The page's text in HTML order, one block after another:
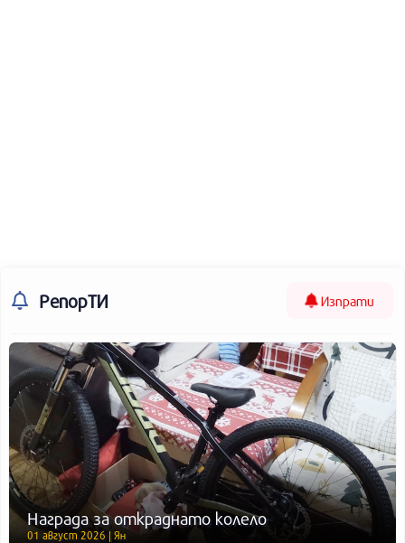
РепорТИ Изпрати
Награда за откраднато колело
01 август 2026 | Ян